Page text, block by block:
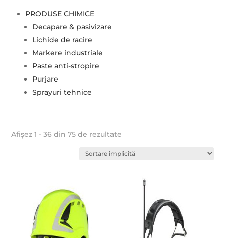
PRODUSE CHIMICE
Decapare & pasivizare
Lichide de racire
Markere industriale
Paste anti-stropire
Purjare
Sprayuri tehnice
Afișez 1 - 36 din 75 de rezultate